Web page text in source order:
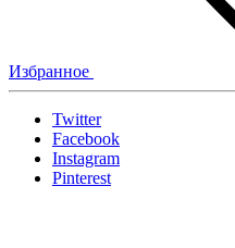
Избранное
Twitter
Facebook
Instagram
Pinterest